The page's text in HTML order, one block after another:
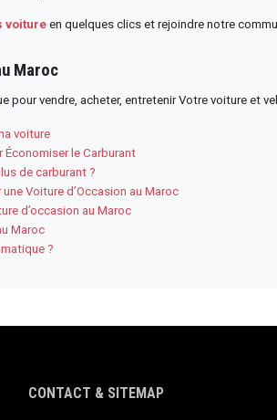
voiture en quelques clics et rejoindre notre
Maroc
pour vendre, acheter, entretenir Votre voiture et
voiture
le Carburant
de carburant ?
Voiture d’Occasion au Maroc
d’occasion au Maroc
Maroc
?
CONTACT & SITEMAP